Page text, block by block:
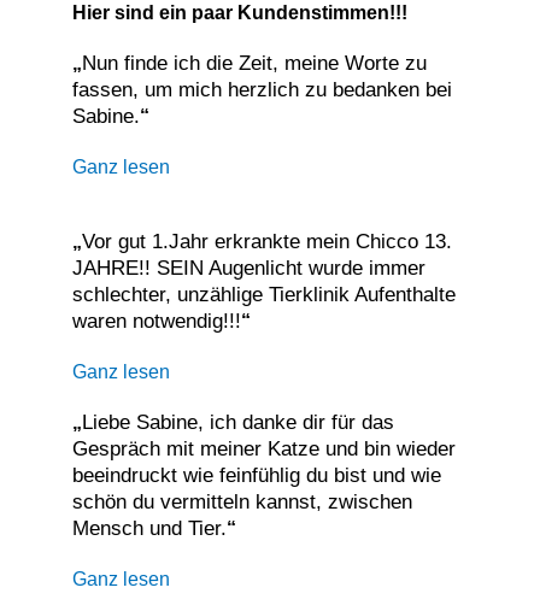
Hier sind ein paar Kundenstimmen!!!
„Nun finde ich die Zeit, meine Worte zu
fassen, um mich herzlich zu bedanken bei
Sabine.“
Ganz lesen
„Vor gut 1.Jahr erkrankte mein Chicco 13.
JAHRE!! SEIN Augenlicht wurde immer
schlechter, unzählige Tierklinik Aufenthalte
waren notwendig!!!“
Ganz lesen
„Liebe Sabine, ich danke dir für das
Gespräch mit meiner Katze und bin wieder
beeindruckt wie feinfühlig du bist und wie
schön du vermitteln kannst, zwischen
Mensch und Tier.“
Ganz lesen